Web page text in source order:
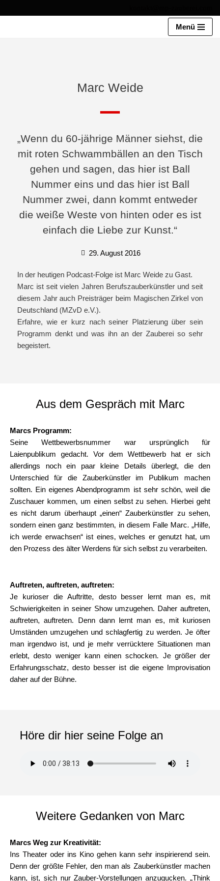
Menü
Marc Weide
„Wenn du 60-jährige Männer siehst, die
mit roten Schwammbällen an den Tisch
gehen und sagen, das hier ist Ball
Nummer eins und das hier ist Ball
Nummer zwei, dann kommt entweder
die weiße Weste von hinten oder es ist
einfach die Liebe zur Kunst.“
29. August 2016
In der heutigen Podcast-Folge ist Marc Weide zu Gast.
Marc ist seit vielen Jahren Berufszauberkünstler und seit
diesem Jahr auch Preisträger beim Magischen Zirkel von
Deutschland (MZvD e.V.).
Erfahre, wie er kurz nach seiner Platzierung über sein
Programm denkt und was ihn an der Zauberei so sehr
begeistert.
Aus dem Gespräch mit Marc
Marcs Programm:
Seine Wettbewerbsnummer war ursprünglich für
Laienpublikum gedacht. Vor dem Wettbewerb hat er sich
allerdings noch ein paar kleine Details überlegt, die den
Unterschied für die Zauberkünstler im Publikum machen
sollten. Ein eigenes Abendprogramm ist sehr schön, weil die
Zuschauer kommen, um einen selbst zu sehen. Hierbei geht
es nicht darum überhaupt „einen“ Zauberkünstler zu sehen,
sondern einen ganz bestimmten, in diesem Falle Marc. „Hilfe,
ich werde erwachsen“ ist eines, welches er genutzt hat, um
den Prozess des älter Werdens für sich selbst zu verarbeiten.
Auftreten, auftreten, auftreten:
Je kurioser die Auftritte, desto besser lernt man es, mit
Schwierigkeiten in seiner Show umzugehen. Daher auftreten,
auftreten, auftreten. Denn dann lernt man es, mit kuriosen
Umständen umzugehen und schlagfertig zu werden. Je öfter
man irgendwo ist, und je mehr verrücktere Situationen man
erlebt, desto weniger kann einen schocken. Je größer der
Erfahrungsschatz, desto besser ist die eigene Improvisation
daher auf der Bühne.
Höre dir hier seine Folge an
Weitere Gedanken von Marc
Marcs Weg zur Kreativität:
Ins Theater oder ins Kino gehen kann sehr inspirierend sein.
Denn der größte Fehler, den man als Zauberkünstler machen
kann, ist, sich nur Zauber-Vorstellungen anzugucken. „Think